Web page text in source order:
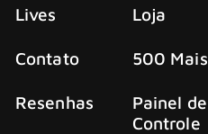
Lives
Contato
Resenhas
Loja
500 Mais
Painel de
Controle